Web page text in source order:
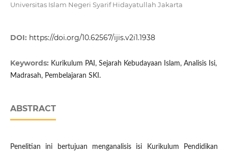
Universitas Islam Negeri Syarif Hidayatullah Jakarta
DOI: https://doi.org/10.62567/ijis.v2i1.1938
Keywords: Kurikulum PAI, Sejarah Kebudayaan Islam, Analisis Isi,
Madrasah, Pembelajaran SKI.
ABSTRACT
Penelitian ini bertujuan menganalisis isi Kurikulum Pendidikan